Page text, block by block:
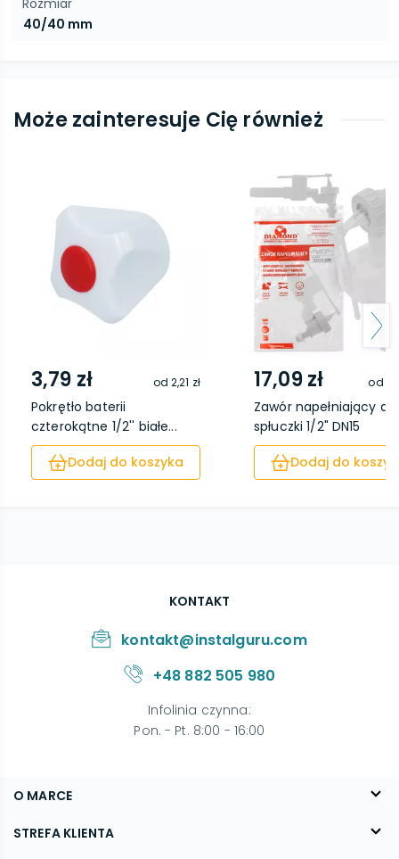
Rozmiar
40/40 mm
Może zainteresuje Cię również
3,79 zł od2,21 zł
Pokrętło baterii
czterokątne 1/2'' białe...
Dodaj do koszyka
17,09 zł od
Zawór napełniający do
spłuczki 1/2" DN15
Dodaj do
O MARCE
O nas
STREFA KLIENTA
KONTAKT
kontakt@instalguru.com
+48 882 505 980
Infolinia czynna:
Pon. - Pt. 8:00 - 16:00